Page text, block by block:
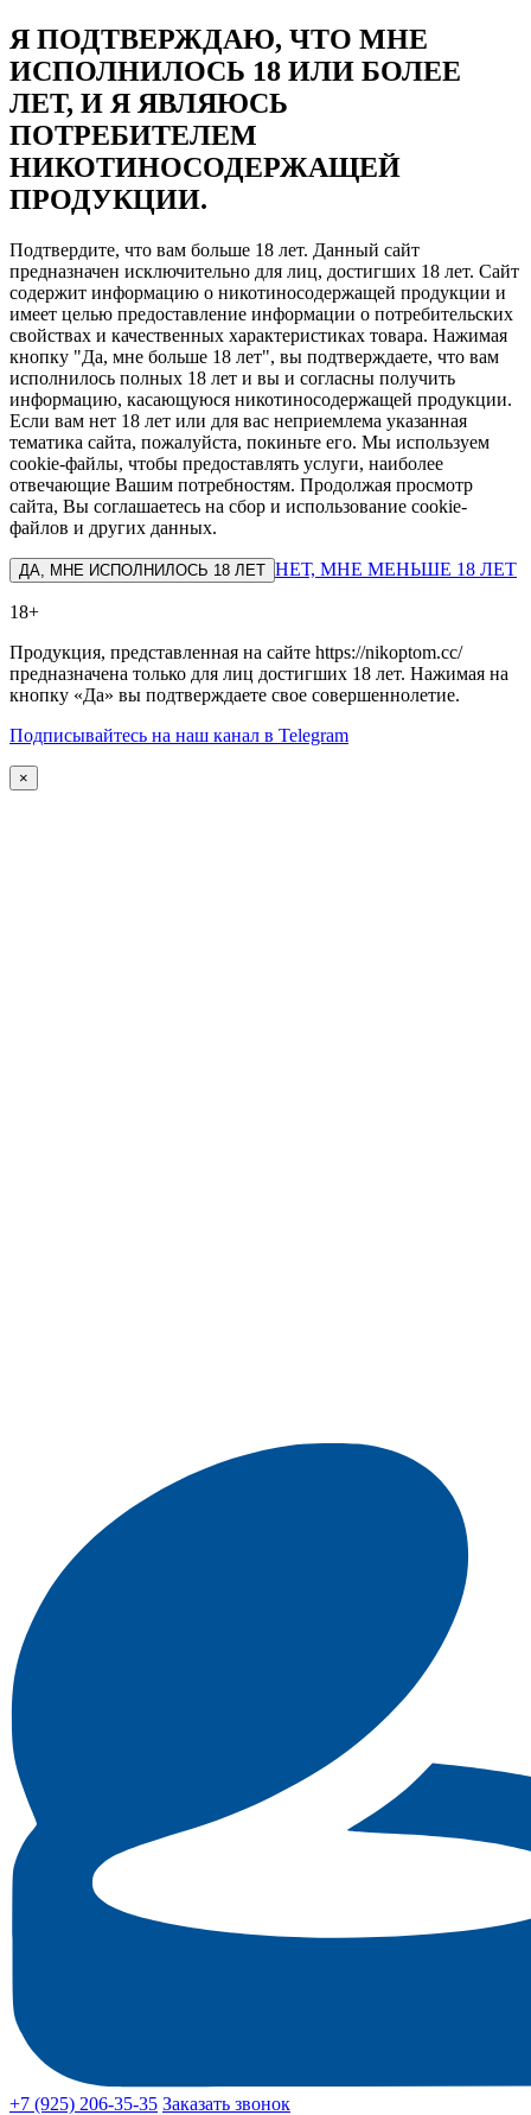
Я ПОДТВЕРЖДАЮ, ЧТО МНЕ
ИСПОЛНИЛОСЬ 18 ИЛИ БОЛЕЕ
ЛЕТ, И Я ЯВЛЯЮСЬ
ПОТРЕБИТЕЛЕМ
НИКОТИНОСОДЕРЖАЩЕЙ
ПРОДУКЦИИ.
Подтвердите, что вам больше 18 лет. Данный сайт
предназначен исключительно для лиц, достигших 18 лет. Сайт
содержит информацию о никотиносодержащей продукции и
имеет целью предоставление информации о потребительских
свойствах и качественных характеристиках товара. Нажимая
кнопку "Да, мне больше 18 лет", вы подтверждаете, что вам
исполнилось полных 18 лет и вы и согласны получить
информацию, касающуюся никотиносодержащей продукции.
Если вам нет 18 лет или для вас неприемлема указанная
тематика сайта, пожалуйста, покиньте его. Мы используем
cookie-файлы, чтобы предоставлять услуги, наиболее
отвечающие Вашим потребностям. Продолжая просмотр
сайта, Вы соглашаетесь на сбор и использование cookie-
файлов и других данных.
ДА, МНЕ ИСПОЛНИЛОСЬ 18 ЛЕТ НЕТ, МНЕ МЕНЬШЕ 18 ЛЕТ
18+
Продукция, представленная на сайте https://nikoptom.cc/
предназначена только для лиц достигших 18 лет. Нажимая на
кнопку «Да» вы подтверждаете свое совершеннолетие.
Подписывайтесь на наш канал в Telegram
×
+7 (925) 206‑35‑35 Заказать звонок